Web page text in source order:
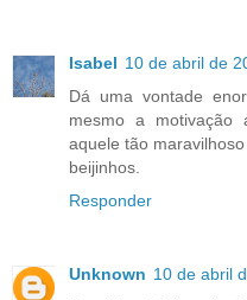
Isabel 10 de abril de
Dá uma vontade
mesmo a
aquele tão
beijinhos.
Responder
Unknown 10 de abril